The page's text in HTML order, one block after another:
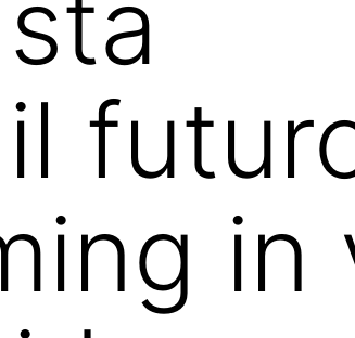
in